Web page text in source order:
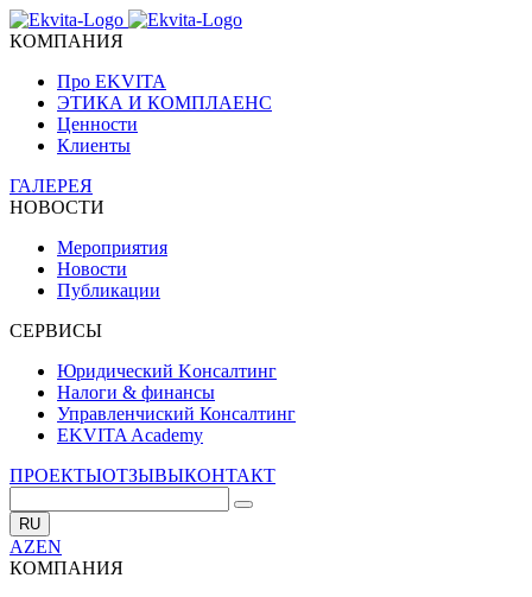
КОМПАНИЯ
Про EKVITA
ЭТИКА И КОМПЛАЕНС
Ценности
Клиенты
ГАЛЕРЕЯ
НОВОСТИ
Мероприятия
Новости
Публикации
СЕРВИСЫ
Юридический Kонсалтинг
Налоги & финансы
Управленчиский Консалтинг
EKVITA Academy
ПРОЕКТЫОТЗЫВЫКОНТАКТ
RU
AZEN
КОМПАНИЯ